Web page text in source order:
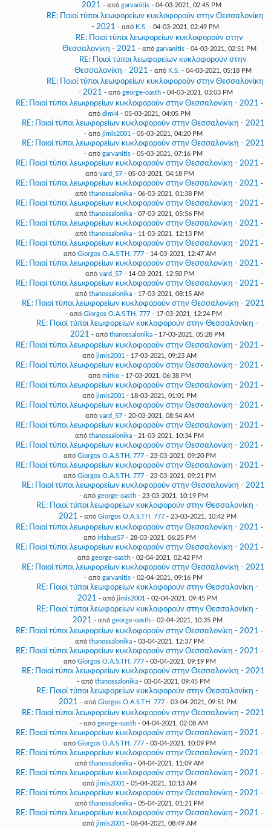
2021 - από garvanitis- 04-03-2021, 02:45 PM
RE: Ποιοί τύποι λεωφορείων κυκλοφορούν στην Θεσσαλονίκη
- 2021 - από K.S. - 04-03-2021, 02:49 PM
RE: Ποιοί τύποι λεωφορείων κυκλοφορούν στην
Θεσσαλονίκη - 2021 - από garvanitis- 04-03-2021, 02:51 PM
RE: Ποιοί τύποι λεωφορείων κυκλοφορούν στην
Θεσσαλονίκη - 2021 - από K.S. - 04-03-2021, 05:18 PM
RE: Ποιοί τύποι λεωφορείων κυκλοφορούν στην Θεσσαλονίκη
- 2021 - από george-oasth- 04-03-2021, 03:03 PM
RE: Ποιοί τύποι λεωφορείων κυκλοφορούν στην Θεσσαλονίκη - 2021 -
από dimi4 - 05-03-2021, 04:05 PM
RE: Ποιοί τύποι λεωφορείων κυκλοφορούν στην Θεσσαλονίκη - 2021
- από jimis2001 - 05-03-2021, 04:20 PM
RE: Ποιοί τύποι λεωφορείων κυκλοφορούν στην Θεσσαλονίκη - 2021
- από garvanitis - 05-03-2021, 07:16 PM
RE: Ποιοί τύποι λεωφορείων κυκλοφορούν στην Θεσσαλονίκη - 2021 -
από vard_57- 05-03-2021, 04:18 PM
RE: Ποιοί τύποι λεωφορείων κυκλοφορούν στην Θεσσαλονίκη - 2021 -
από thanossalonika - 06-03-2021, 01:38 PM
RE: Ποιοί τύποι λεωφορείων κυκλοφορούν στην Θεσσαλονίκη - 2021 -
από thanossalonika - 07-03-2021, 05:56 PM
RE: Ποιοί τύποι λεωφορείων κυκλοφορούν στην Θεσσαλονίκη - 2021 -
από thanossalonika - 11-03-2021, 12:13 PM
RE: Ποιοί τύποι λεωφορείων κυκλοφορούν στην Θεσσαλονίκη - 2021 -
από Giorgos O.A.S.TH. 777- 14-03-2021, 12:47 AM
RE: Ποιοί τύποι λεωφορείων κυκλοφορούν στην Θεσσαλονίκη - 2021 -
από vard_57- 14-03-2021, 12:50 PM
RE: Ποιοί τύποι λεωφορείων κυκλοφορούν στην Θεσσαλονίκη - 2021 -
από thanossalonika - 17-03-2021, 08:15 AM
RE: Ποιοί τύποι λεωφορείων κυκλοφορούν στην Θεσσαλονίκη - 2021
- από Giorgos O.A.S.TH. 777- 17-03-2021, 12:24 PM
RE: Ποιοί τύποι λεωφορείων κυκλοφορούν στην Θεσσαλονίκη -
2021 - από thanossalonika - 17-03-2021, 05:28 PM
RE: Ποιοί τύποι λεωφορείων κυκλοφορούν στην Θεσσαλονίκη - 2021 -
από jimis2001 - 17-03-2021, 09:23 AM
RE: Ποιοί τύποι λεωφορείων κυκλοφορούν στην Θεσσαλονίκη - 2021 -
από mirko- 17-03-2021, 06:38 PM
RE: Ποιοί τύποι λεωφορείων κυκλοφορούν στην Θεσσαλονίκη - 2021 -
από jimis2001 - 18-03-2021, 01:01 PM
RE: Ποιοί τύποι λεωφορείων κυκλοφορούν στην Θεσσαλονίκη - 2021 -
από vard_57- 20-03-2021, 08:54 AM
RE: Ποιοί τύποι λεωφορείων κυκλοφορούν στην Θεσσαλονίκη - 2021 -
από thanossalonika - 21-03-2021, 10:34 PM
RE: Ποιοί τύποι λεωφορείων κυκλοφορούν στην Θεσσαλονίκη - 2021 -
από Giorgos O.A.S.TH. 777- 23-03-2021, 09:20 PM
RE: Ποιοί τύποι λεωφορείων κυκλοφορούν στην Θεσσαλονίκη - 2021 -
από Giorgos O.A.S.TH. 777- 23-03-2021, 09:21 PM
RE: Ποιοί τύποι λεωφορείων κυκλοφορούν στην Θεσσαλονίκη - 2021
- από george-oasth- 23-03-2021, 10:19 PM
RE: Ποιοί τύποι λεωφορείων κυκλοφορούν στην Θεσσαλονίκη -
2021 - από Giorgos O.A.S.TH. 777- 23-03-2021, 10:42 PM
RE: Ποιοί τύποι λεωφορείων κυκλοφορούν στην Θεσσαλονίκη - 2021 -
από irisbus57- 28-03-2021, 06:25 PM
RE: Ποιοί τύποι λεωφορείων κυκλοφορούν στην Θεσσαλονίκη - 2021 -
από george-oasth- 02-04-2021, 02:42 PM
RE: Ποιοί τύποι λεωφορείων κυκλοφορούν στην Θεσσαλονίκη - 2021
- από garvanitis - 02-04-2021, 09:16 PM
RE: Ποιοί τύποι λεωφορείων κυκλοφορούν στην Θεσσαλονίκη -
2021 - από jimis2001 - 02-04-2021, 09:45 PM
RE: Ποιοί τύποι λεωφορείων κυκλοφορούν στην Θεσσαλονίκη -
2021 - από george-oasth- 02-04-2021, 10:35 PM
RE: Ποιοί τύποι λεωφορείων κυκλοφορούν στην Θεσσαλονίκη - 2021 -
από thanossalonika - 03-04-2021, 12:37 PM
RE: Ποιοί τύποι λεωφορείων κυκλοφορούν στην Θεσσαλονίκη - 2021 -
από Giorgos O.A.S.TH. 777- 03-04-2021, 09:19 PM
RE: Ποιοί τύποι λεωφορείων κυκλοφορούν στην Θεσσαλονίκη - 2021
- από thanossalonika - 03-04-2021, 09:45 PM
RE: Ποιοί τύποι λεωφορείων κυκλοφορούν στην Θεσσαλονίκη -
2021 - από Giorgos O.A.S.TH. 777- 03-04-2021, 09:51 PM
RE: Ποιοί τύποι λεωφορείων κυκλοφορούν στην Θεσσαλονίκη - 2021
- από george-oasth- 04-04-2021, 02:08 AM
RE: Ποιοί τύποι λεωφορείων κυκλοφορούν στην Θεσσαλονίκη - 2021 -
από Giorgos O.A.S.TH. 777- 03-04-2021, 10:09 PM
RE: Ποιοί τύποι λεωφορείων κυκλοφορούν στην Θεσσαλονίκη - 2021 -
από thanossalonika - 04-04-2021, 11:09 AM
RE: Ποιοί τύποι λεωφορείων κυκλοφορούν στην Θεσσαλονίκη - 2021 -
από jimis2001 - 05-04-2021, 10:13 AM
RE: Ποιοί τύποι λεωφορείων κυκλοφορούν στην Θεσσαλονίκη - 2021 -
από thanossalonika - 05-04-2021, 01:21 PM
RE: Ποιοί τύποι λεωφορείων κυκλοφορούν στην Θεσσαλονίκη - 2021 -
από jimis2001 - 06-04-2021, 08:49 AM